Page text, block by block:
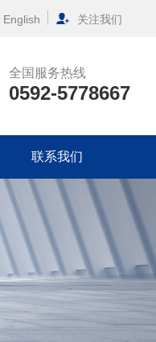
English 关注我们
全国服务热线
0592-5778667
联系我们